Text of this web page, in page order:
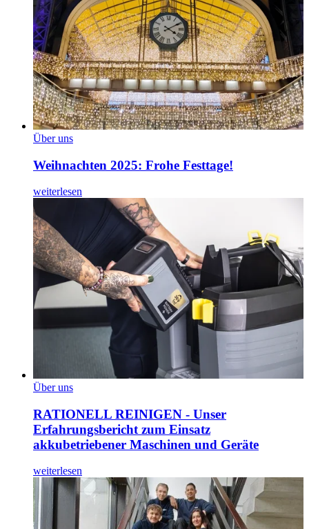
Über uns
Weihnachten 2025: Frohe Festtage!
weiterlesen
Über uns
RATIONELL REINIGEN - Unser
Erfahrungsbericht zum Einsatz
akkubetriebener Maschinen und Geräte
weiterlesen